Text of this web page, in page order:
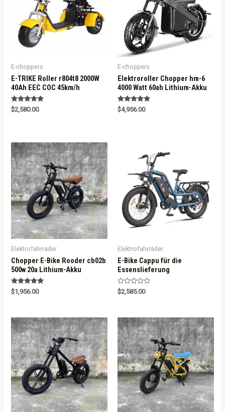
E-choppers
E-TRIKE Roller r804t8 2000W
40Ah EEC COC 45km/h
Rated
5.00
$2,580.00
E-choppers
Elektroroller Chopper hm-6
4000 Watt 60ah Lithium-Akku
Rated
5.00
$4,956.00
Elektrofahrräder
Chopper E-Bike Rooder cb02b
500w 20a Lithium-Akku
Rated
5.00
$1,956.00
Elektrofahrräder
E-Bike Cappu für die
Essenslieferung
R
a
0
o
u
t
o
f
5
$2,585.00